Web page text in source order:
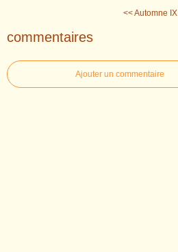
<< Automne IX
commentaires
Ajouter un commentaire